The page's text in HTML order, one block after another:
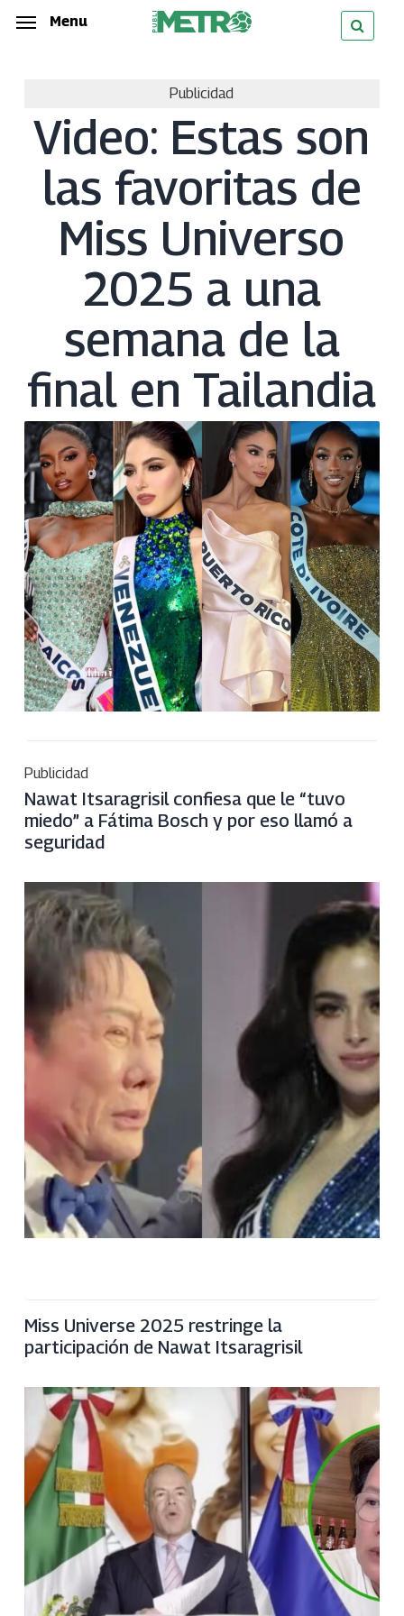
Skip
Menu
Publicidad
Video: Estas son
las favoritas de
Miss Universo
2025 a una
semana de la
final en Tailandia
Publicidad
Nawat Itsaragrisil confiesa que le “tuvo
miedo” a Fátima Bosch y por eso llamó a
seguridad
Miss Universe 2025 restringe la
participación de Nawat Itsaragrisil
Menu